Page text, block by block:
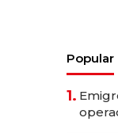
Popular
1.